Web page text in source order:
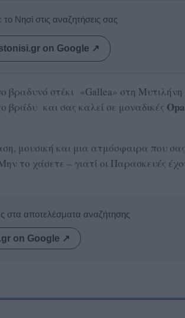
Νησί στις αναζητήσεις σας
on Google ↗
στέκι «Gallea» στη Μυτιλήνη
βράδυ και σας καλεί σε μοναδικές Opa
μουσική και μια ατμόσφαιρα που σας
το χάσετε – γιατί οι Παρασκευές
στα αποτελέσματα αναζήτησης
on Google ↗